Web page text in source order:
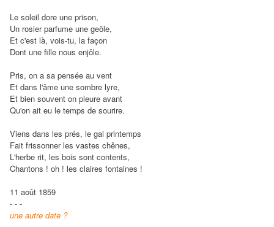
Le soleil dore une prison,
Un rosier parfume une geôle,
Et c'est là, vois-tu, la façon
Dont une fille nous enjôle.
Pris, on a sa pensée au vent
Et dans l'âme une sombre lyre,
Et bien souvent on pleure avant
Qu'on ait eu le temps de sourire.
Viens dans les prés, le gai printemps
Fait frissonner les vastes chênes,
L'herbe rit, les bois sont contents,
Chantons ! oh ! les claires fontaines !
11 août 1859
- - -
une autre date ?